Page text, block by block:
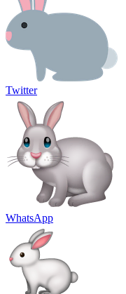
Twitter
WhatsApp